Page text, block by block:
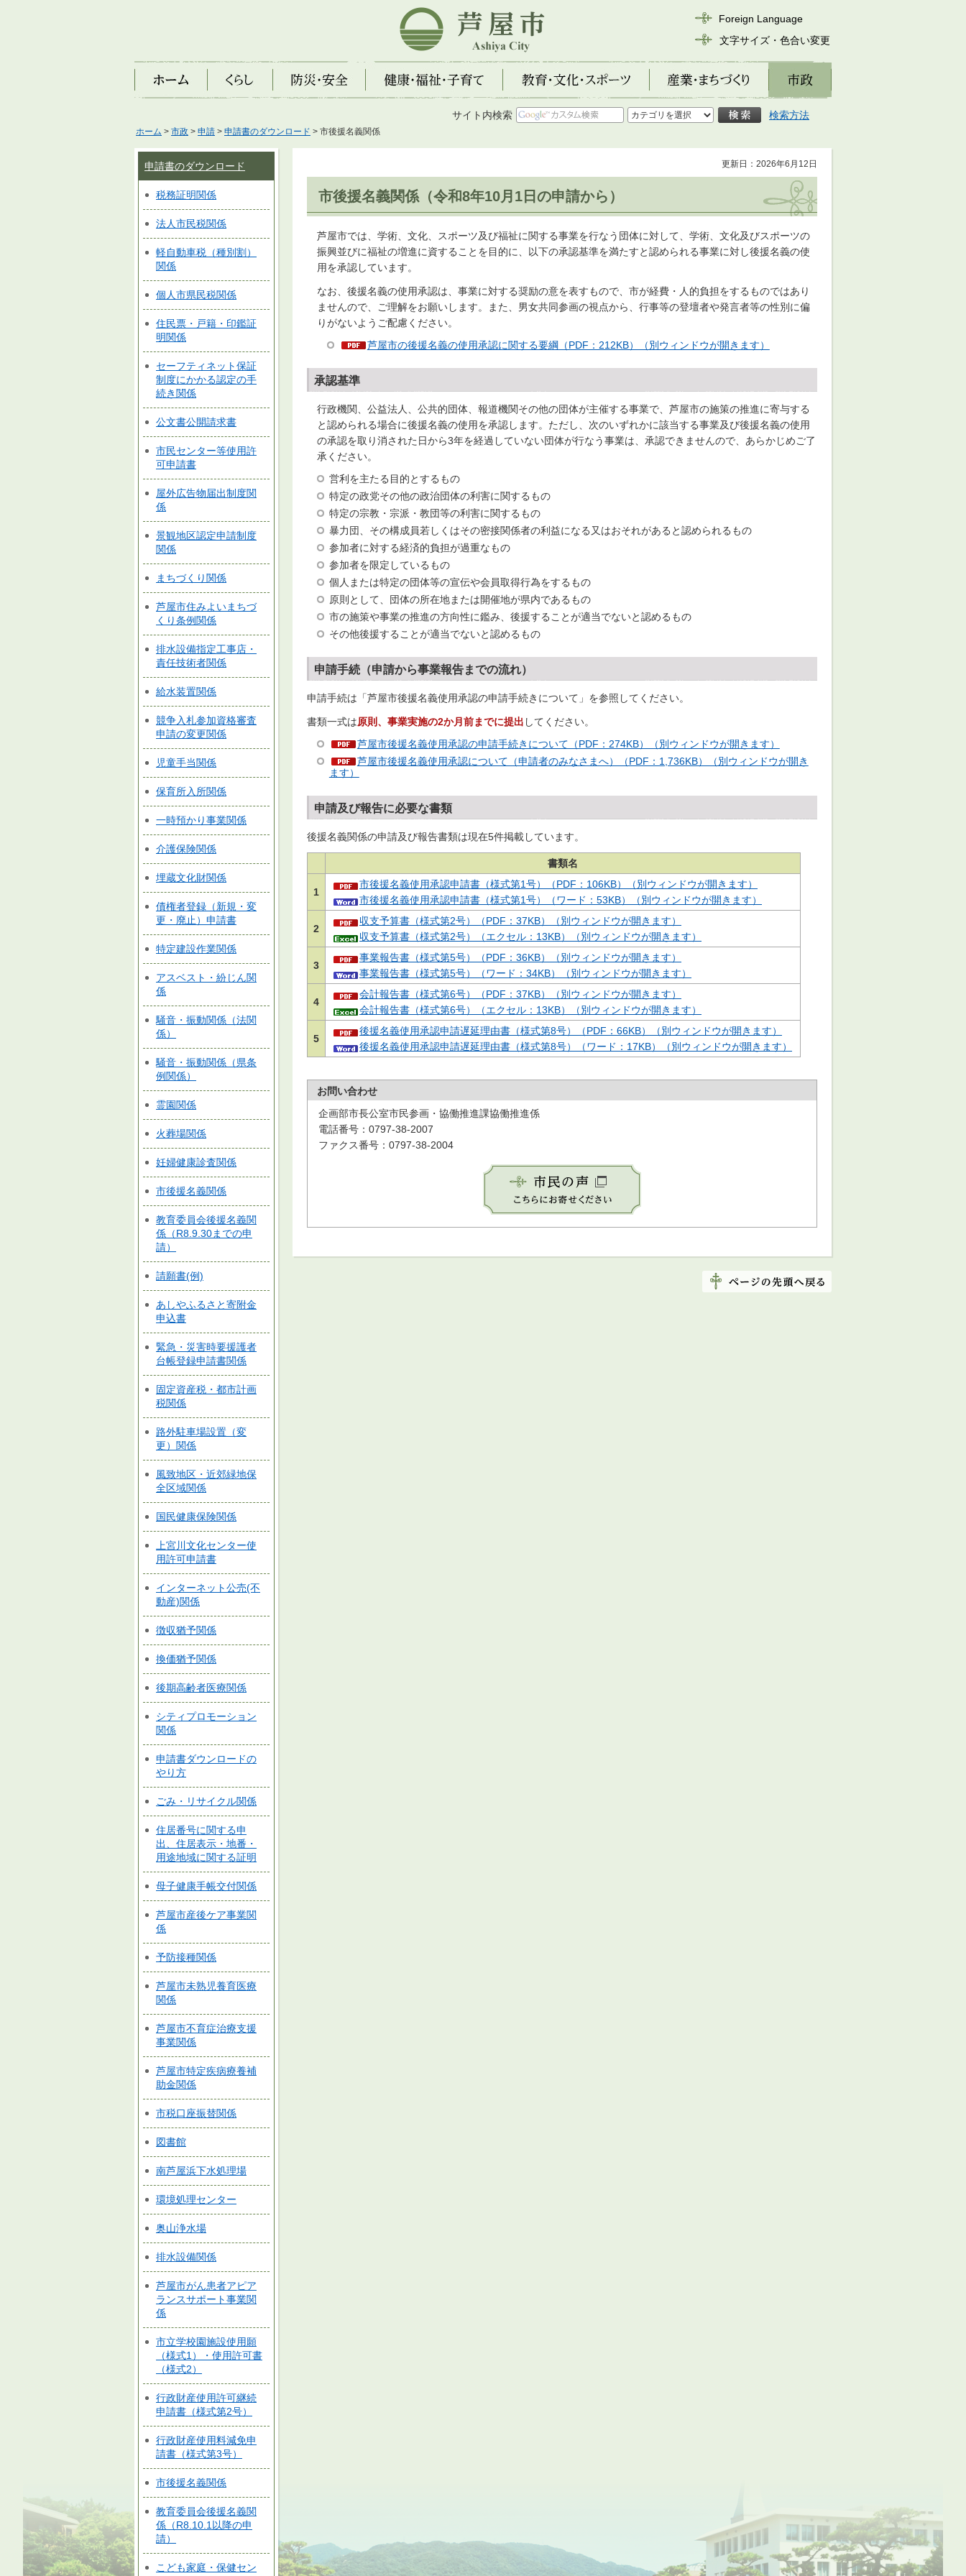
芦屋市
Foreign Language
文字サイズ・色合い変更
ホーム くらし 防災・安全 健康・福祉・子育て 教育・文化・スポーツ 産業・まちづくり 市政
サイト内検索 検索方法
ホーム > 市政 > 申請 > 申請書のダウンロード > 市後援名義関係
申請書のダウンロード
税務証明関係
法人市民税関係
軽自動車税（種別割）
関係
個人市県民税関係
住民票・戸籍・印鑑証
明関係
セーフティネット保証
制度にかかる認定の手
続き関係
公文書公開請求書
市民センター等使用許
可申請書
屋外広告物届出制度関
係
景観地区認定申請制度
関係
まちづくり関係
芦屋市住みよいまちづ
くり条例関係
排水設備指定工事店・
責任技術者関係
給水装置関係
競争入札参加資格審査
申請の変更関係
児童手当関係
保育所入所関係
一時預かり事業関係
介護保険関係
埋蔵文化財関係
債権者登録（新規・変
更・廃止）申請書
特定建設作業関係
アスベスト・紛じん関
係
騒音・振動関係（法関
係）
騒音・振動関係（県条
例関係）
霊園関係
火葬場関係
妊婦健康診査関係
市後援名義関係
教育委員会後援名義関
係（R8.9.30までの申
請）
請願書(例)
あしやふるさと寄附金
申込書
緊急・災害時要援護者
台帳登録申請書関係
固定資産税・都市計画
税関係
路外駐車場設置（変
更）関係
風致地区・近郊緑地保
全区域関係
国民健康保険関係
上宮川文化センター使
用許可申請書
インターネット公売(不
動産)関係
徴収猶予関係
換価猶予関係
後期高齢者医療関係
シティプロモーション
関係
申請書ダウンロードの
やり方
ごみ・リサイクル関係
住居番号に関する申
出、住居表示・地番・
用途地域に関する証明
母子健康手帳交付関係
芦屋市産後ケア事業関
係
予防接種関係
芦屋市未熟児養育医療
関係
芦屋市不育症治療支援
事業関係
芦屋市特定疾病療養補
助金関係
市税口座振替関係
図書館
南芦屋浜下水処理場
環境処理センター
奥山浄水場
排水設備関係
芦屋市がん患者アピア
ランスサポート事業関
係
市立学校園施設使用願
（様式1）・使用許可書
（様式2）
行政財産使用許可継続
申請書（様式第2号）
行政財産使用料減免申
請書（様式第3号）
市後援名義関係
教育委員会後援名義関
係（R8.10.1以降の申
請）
こども家庭・保健セン
更新日：2026年6月12日
市後援名義関係（令和8年10月1日の申請から）
芦屋市では、学術、文化、スポーツ及び福祉に関する事業を行なう団体に対して、学術、文化及びスポーツの
振興並びに福祉の増進に資することを目的に、以下の承認基準を満たすと認められる事業に対し後援名義の使
用を承認しています。
なお、後援名義の使用承認は、事業に対する奨励の意を表すもので、市が経費・人的負担をするものではあり
ませんので、ご理解をお願いします。また、男女共同参画の視点から、行事等の登壇者や発言者等の性別に偏
りがないようご配慮ください。
芦屋市の後援名義の使用承認に関する要綱（PDF：212KB）（別ウィンドウが開きます）
承認基準
行政機関、公益法人、公共的団体、報道機関その他の団体が主催する事業で、芦屋市の施策の推進に寄与する
と認められる場合に後援名義の使用を承認します。ただし、次のいずれかに該当する事業及び後援名義の使用
の承認を取り消された日から3年を経過していない団体が行なう事業は、承認できませんので、あらかじめご了
承ください。
営利を主たる目的とするもの
特定の政党その他の政治団体の利害に関するもの
特定の宗教・宗派・教団等の利害に関するもの
暴力団、その構成員若しくはその密接関係者の利益になる又はおそれがあると認められるもの
参加者に対する経済的負担が過重なもの
参加者を限定しているもの
個人または特定の団体等の宣伝や会員取得行為をするもの
原則として、団体の所在地または開催地が県内であるもの
市の施策や事業の推進の方向性に鑑み、後援することが適当でないと認めるもの
その他後援することが適当でないと認めるもの
申請手続（申請から事業報告までの流れ）
申請手続は「芦屋市後援名義使用承認の申請手続きについて」を参照してください。
書類一式は原則、事業実施の2か月前までに提出 してください。
芦屋市後援名義使用承認の申請手続きについて（PDF：274KB）（別ウィンドウが開きます）
芦屋市後援名義使用承認について（申請者のみなさまへ）（PDF：1,736KB）（別ウィンドウが開き
ます）
申請及び報告に必要な書類
後援名義関係の申請及び報告書類は現在5件掲載しています。
書類名
1
市後援名義使用承認申請書（様式第1号）（PDF：106KB）（別ウィンドウが開きます）
市後援名義使用承認申請書（様式第1号）（ワード：53KB）（別ウィンドウが開きます）
2
収支予算書（様式第2号）（PDF：37KB）（別ウィンドウが開きます）
収支予算書（様式第2号）（エクセル：13KB）（別ウィンドウが開きます）
3
事業報告書（様式第5号）（PDF：36KB）（別ウィンドウが開きます）
事業報告書（様式第5号）（ワード：34KB）（別ウィンドウが開きます）
4
会計報告書（様式第6号）（PDF：37KB）（別ウィンドウが開きます）
会計報告書（様式第6号）（エクセル：13KB）（別ウィンドウが開きます）
5
後援名義使用承認申請遅延理由書（様式第8号）（PDF：66KB）（別ウィンドウが開きます）
後援名義使用承認申請遅延理由書（様式第8号）（ワード：17KB）（別ウィンドウが開きます）
お問い合わせ
企画部市長公室市民参画・協働推進課協働推進係
電話番号：0797-38-2007
ファクス番号：0797-38-2004